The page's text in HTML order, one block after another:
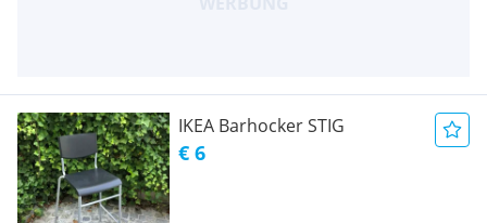
IKEA Barhocker STIG
€ 6